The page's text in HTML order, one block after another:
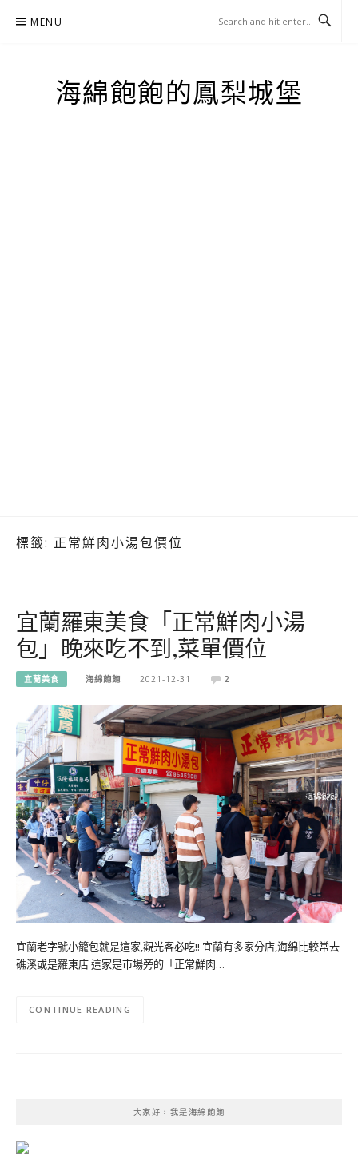
MENU
海綿飽飽的鳳梨城堡
標籤: 正常鮮肉小湯包價位
宜蘭羅東美食「正常鮮肉小湯
包」晚來吃不到,菜單價位
宜蘭美食 海綿飽飽 2021-12-31 2
宜蘭老字號小籠包就是這家,觀光客必吃!! 宜蘭有多家分店,海綿比較常去
礁溪或是羅東店 這家是市場旁的「正常鮮肉…
CONTINUE READING
大家好，我是海綿飽飽